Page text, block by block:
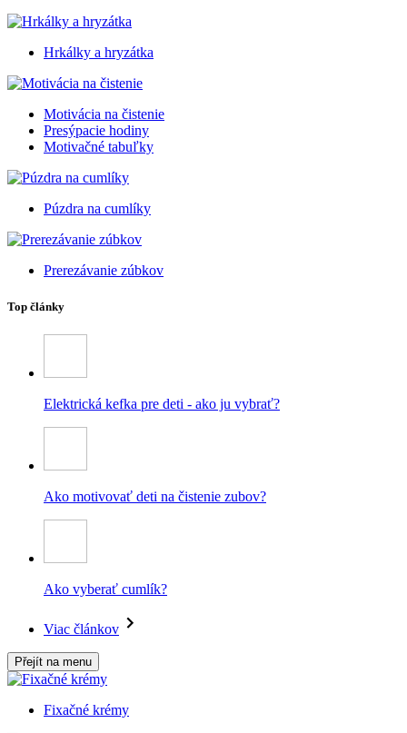
Hrkálky a hryzátka
Motivácia na čistenie
Presýpacie hodiny
Motivačné tabuľky
Púzdra na cumlíky
Prerezávanie zúbkov
Top články
Elektrická kefka pre deti - ako ju vybrať?
Ako motivovať deti na čistenie zubov?
Ako vyberať cumlík?
Viac článkov
Přejít na menu
Fixačné krémy